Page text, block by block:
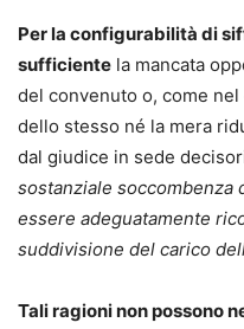
Per la configurabilità di
sufficiente la mancata
del convenuto o, come nel
dello stesso né la mera
dal giudice in sede
sostanziale soccombenza
essere adeguatamente
suddivisione del carico
Tali ragioni non possono